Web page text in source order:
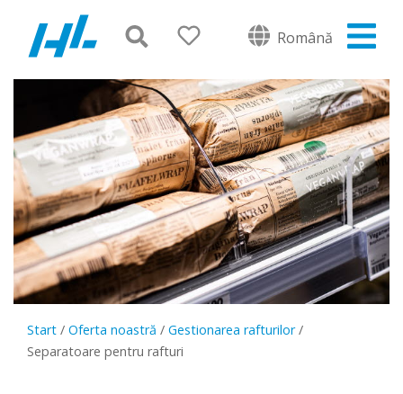
Română
Start / Oferta noastră / Gestionarea rafturilor/
Separatoare pentru rafturi